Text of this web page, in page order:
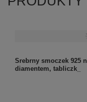
Srebrny smoczek 925
diamentem, tabliczk_